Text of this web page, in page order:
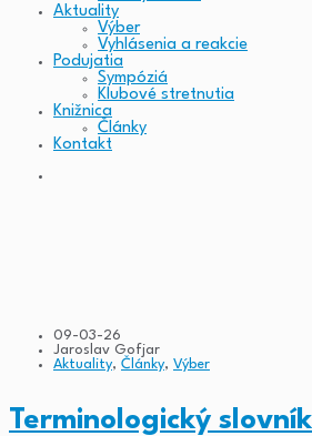
Aktuality
Výber
Vyhlásenia a reakcie
Podujatia
Sympóziá
Klubové stretnutia
Knižnica
Články
Kontakt
09-03-26
Jaroslav Gofjar
Aktuality, Články, Výber
Terminologický slovník